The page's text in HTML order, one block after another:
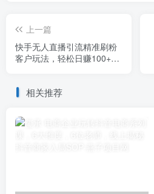
上一篇
快手无人直播引流精准刷粉
客户玩法，轻松日赚100+
相关推荐